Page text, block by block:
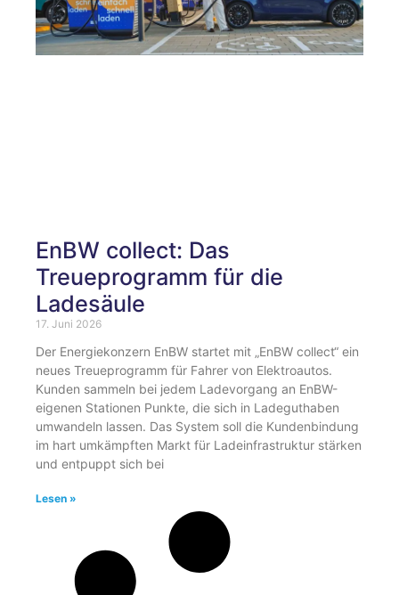
EnBW collect: Das
Treueprogramm für die
Ladesäule
17. Juni 2026
Der Energiekonzern EnBW startet mit „EnBW collect“ ein
neues Treueprogramm für Fahrer von Elektroautos.
Kunden sammeln bei jedem Ladevorgang an EnBW-
eigenen Stationen Punkte, die sich in Ladeguthaben
umwandeln lassen. Das System soll die Kundenbindung
im hart umkämpften Markt für Ladeinfrastruktur stärken
und entpuppt sich bei
Lesen »